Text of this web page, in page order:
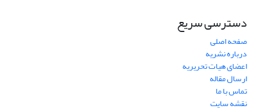
دسترسی سریع
صفحه اصلی
درباره نشریه
اعضای هیات تحریریه
ارسال مقاله
تماس با ما
نقشه سایت